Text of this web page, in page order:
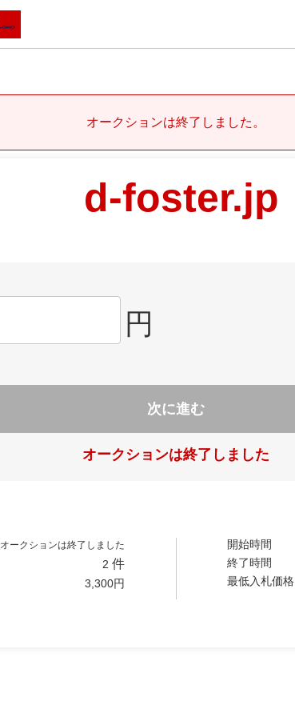
オークションは終了しました。
d-foster.jp
円
次に進む
オークションは終了しました
オークションは終了しました
2 件
3,300円
開始時間
終了時間
最低入札価格